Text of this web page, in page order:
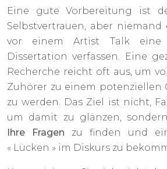
Eine gute Vorbereitung ist
Selbstvertrauen, aber niemand
vor einem Artist Talk eine
Dissertation verfassen. Eine
Recherche reicht oft aus, um
Zuhörer zu einem potenziellen
zu werden. Das Ziel ist nicht,
um damit zu glänzen,
Ihre Fragen zu finden und
« Lücken » im Diskurs zu